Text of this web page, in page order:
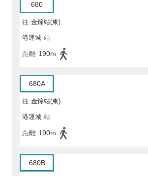
680
往 金鐘站(東)
港運城 站
距離 190m
680A
往 金鐘站(東)
港運城 站
距離 190m
680B